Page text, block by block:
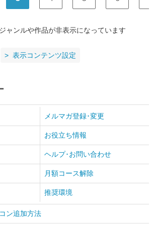
ャンルや作品が非表示になっています
表示コンテンツ設定
メルマガ登録･変更
お役立ち情報
ヘルプ･お問い合わせ
月額コース解除
推奨環境
ン追加方法